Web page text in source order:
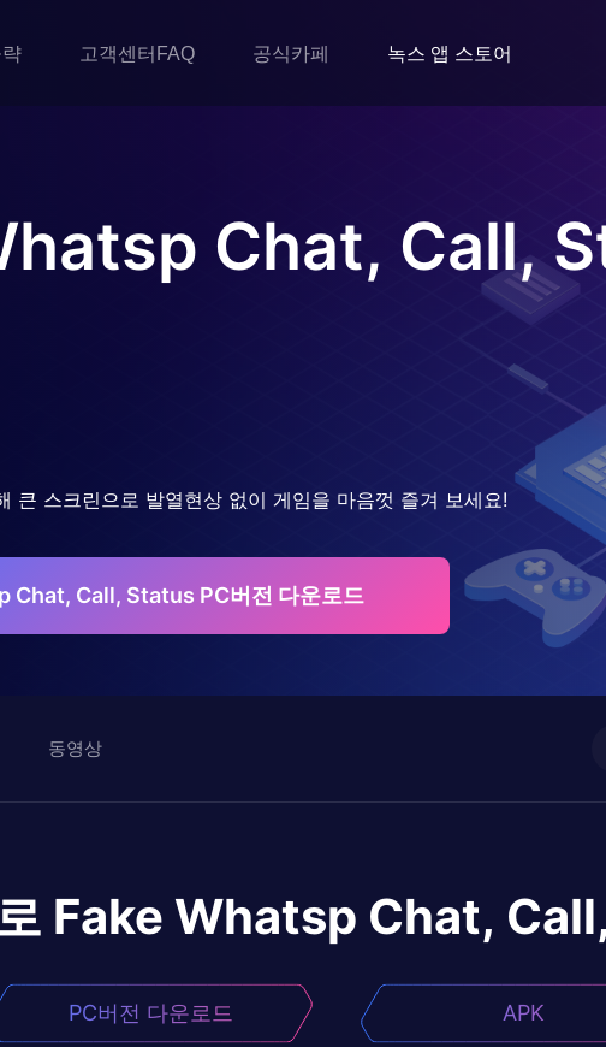
고객센터FAQ 공식카페 녹스 앱 스토어
Chat, Call,
큰 스크린으로 발열현상 없이 게임을 마음껏 즐겨 보세요!
Chat, Call, Status PC버전 다운로드
동영상
Fake Whatsp Chat,
PC버전 다운로드 APK